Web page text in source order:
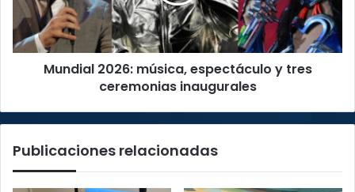
ceremonias
inaugurales
Mundial 2026: música, espectáculo y tres
ceremonias inaugurales
Publicaciones relacionadas